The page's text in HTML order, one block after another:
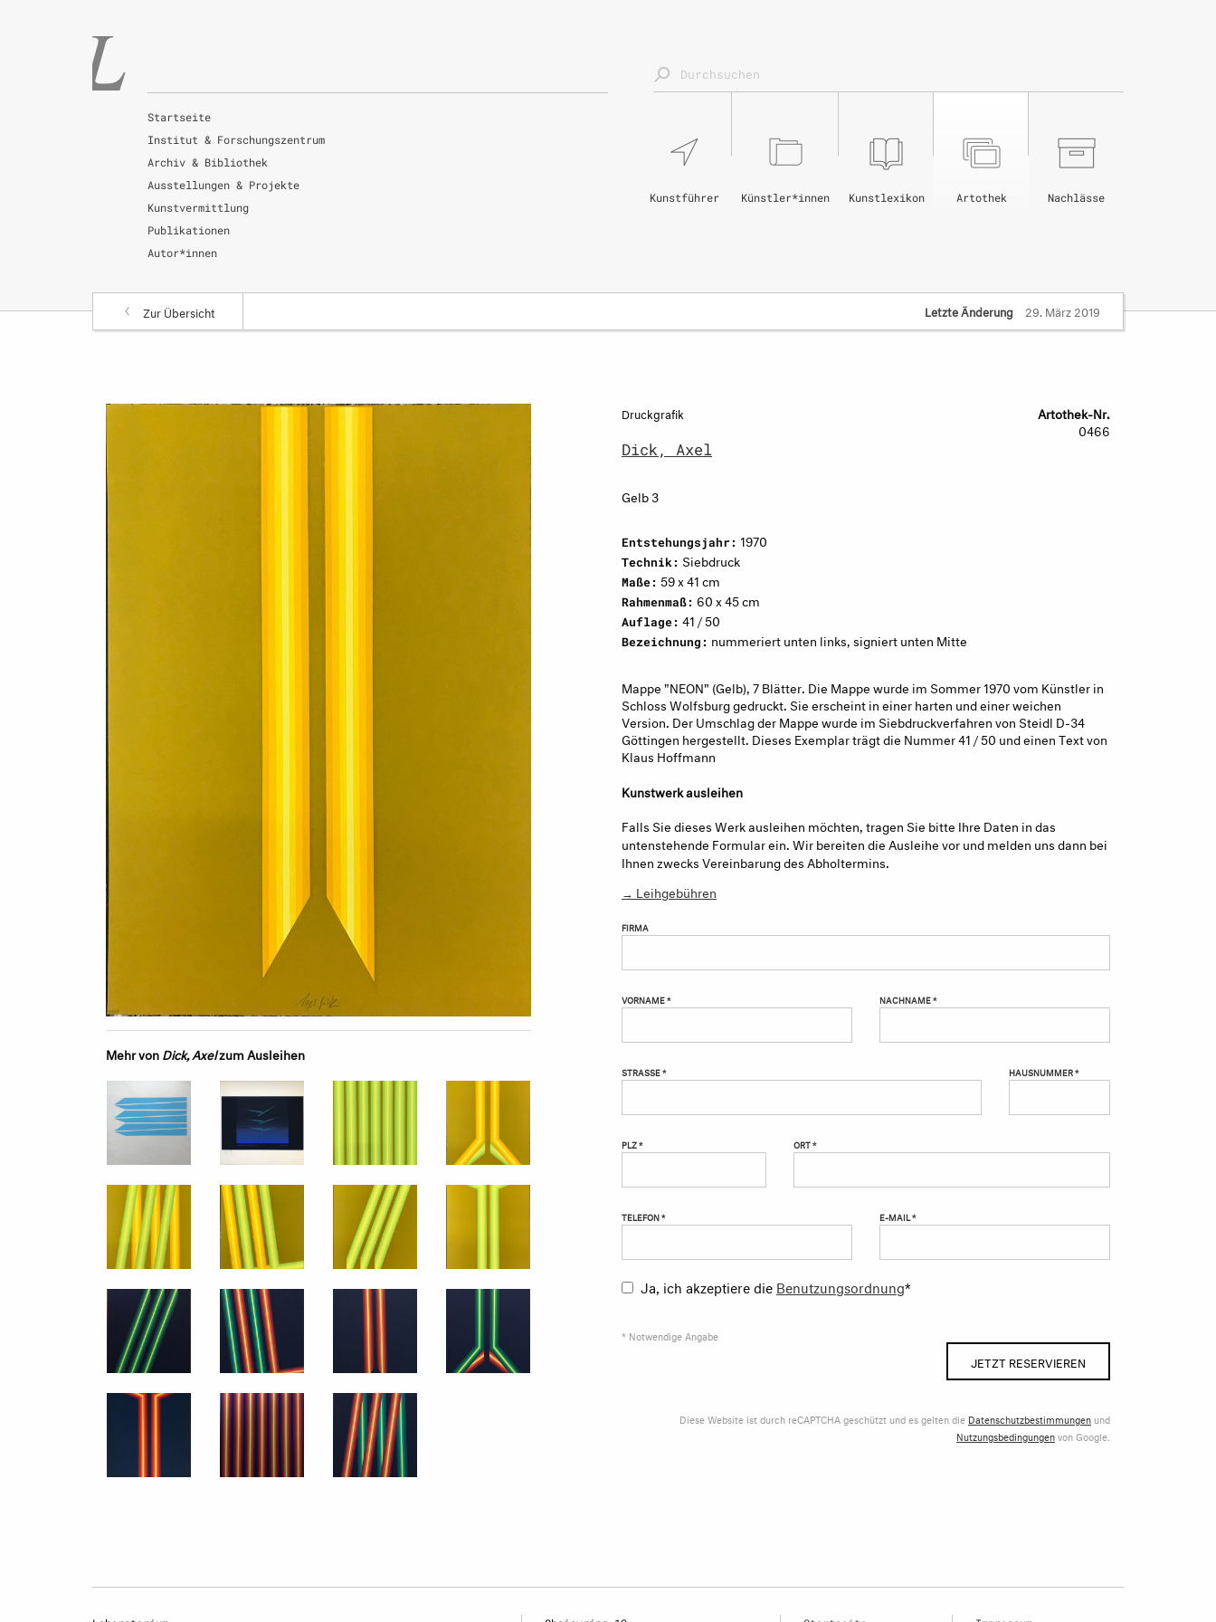
Startseite
Institut & Forschungszentrum
Archiv & Bibliothek
Ausstellungen & Projekte
Kunstvermittlung
Publikationen
Autor*innen
Nachlässe
Artothek
Kunstlexikon
Künstler*innen
Kunstführer
Zur Übersicht Letzte Änderung 29. März 2019
Mehr vonDick, Axelzum Ausleihen
Druckgrafik
Dick, Axel
Gelb 3
Artothek-Nr.
0466
Entstehungsjahr: 1970
Technik: Siebdruck
Maße: 59 x 41 cm
Rahmenmaß: 60 x 45 cm
Auflage: 41 / 50
Bezeichnung: nummeriert unten links, signiert unten Mitte
Mappe "NEON" (Gelb), 7 Blätter. Die Mappe wurde im Sommer 1970 vom Künstler in
Schloss Wolfsburg gedruckt. Sie erscheint in einer harten und einer weichen
Version. Der Umschlag der Mappe wurde im Siebdruckverfahren von Steidl D-34
Göttingen hergestellt. Dieses Exemplar trägt die Nummer 41 / 50 und einen Text von
Klaus Hoffmann
Kunstwerk ausleihen
Falls Sie dieses Werk ausleihen möchten, tragen Sie bitte Ihre Daten in das
untenstehende Formular ein. Wir bereiten die Ausleihe vor und melden uns dann bei
Ihnen zwecks Vereinbarung des Abholtermins.
→ Leihgebühren
FIRMA
VORNAME * NACHNAME *
STRASSE * HAUSNUMMER *
PLZ * ORT *
TELEFON * E-MAIL *
Ja, ich akzeptiere die Benutzungsordnung*
* Notwendige Angabe
JETZT RESERVIEREN
Diese Website ist durch reCAPTCHA geschützt und es gelten die Datenschutzbestimmungen und
Nutzungsbedingungenvon Google.